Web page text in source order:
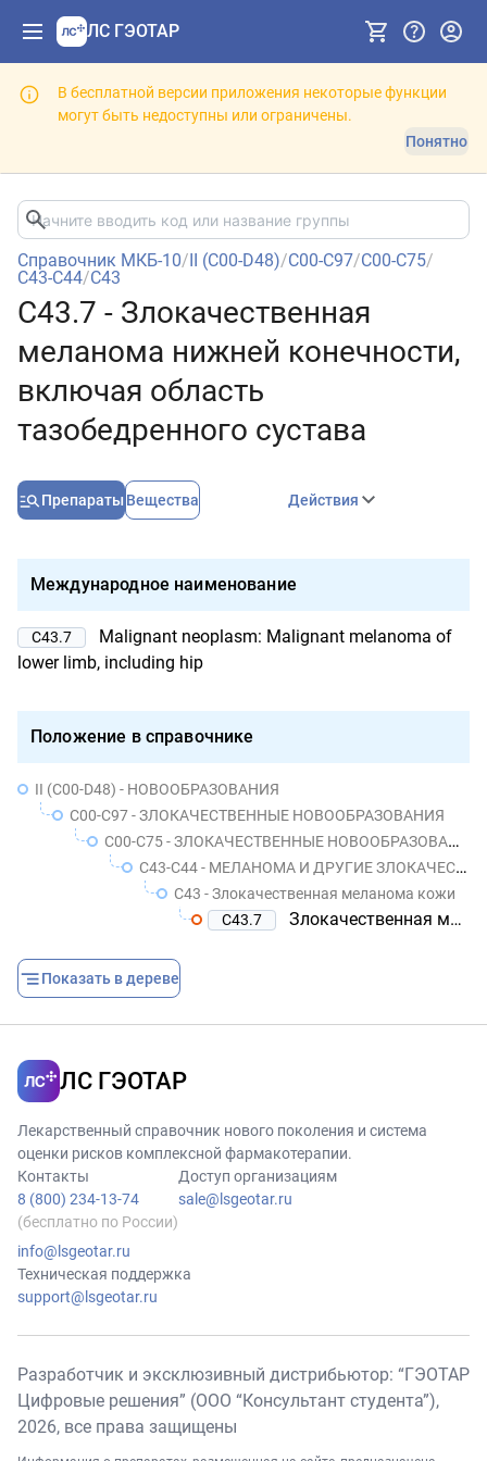
ЛС ГЭОТАР
В бесплатной версии приложения некоторые функции
могут быть недоступны или ограничены.
Понятно
Справочник МКБ-10/II (C00-D48)/C00-C97/C00-C75/
C43-C44/C43
C43.7 - Злокачественная
меланома нижней конечности,
включая область
тазобедренного сустава
Препараты Вещества Действия
Международное наименование
C43.7
Malignant neoplasm: Malignant melanoma of
lower limb, including hip
Положение в справочнике
II (C00-D48) - НОВООБРАЗОВАНИЯ
C00-C97 - ЗЛОКАЧЕСТВЕННЫЕ НОВООБРАЗОВАНИЯ
C00-C75 - ЗЛОКАЧЕСТВЕННЫЕ НОВООБРАЗОВАНИЯ УТОЧНЕННЫХ ЛОКАЛИЗАЦИЙ, КОТОРЫЕ ОБОЗНАЧЕНЫ КАК ПЕРВИЧНЫЕ ИЛИ ПРЕДПОЛОЖИТЕЛЬНО ПЕРВИЧНЫЕ, КРОМЕ НОВООБРАЗОВАНИЙ ЛИМФОИДНОЙ, КРОВЕТВОРНОЙ И РОДСТВЕННЫХ ИМ ТКАНЕЙ
C43-C44 - МЕЛАНОМА И ДРУГИЕ ЗЛОКАЧЕСТВЕННЫЕ НОВООБРАЗОВАНИЯ КОЖИ
C43 - Злокачественная меланома кожи
C43.7
Злокачественная меланома нижней конечности, включая область тазобедренного сустава
Показать в дереве
ЛС ГЭОТАР
Лекарственный справочник нового поколения и система
оценки рисков комплексной фармакотерапии.
Контакты
8 (800) 234-13-74
(бесплатно по России)
info@lsgeotar.ru
Доступ организациям
sale@lsgeotar.ru
Техническая поддержка
support@lsgeotar.ru
Разработчик и эксклюзивный дистрибьютор: “ГЭОТАР
Цифровые решения” (ООО “Консультант студента”),
2026, все права защищены